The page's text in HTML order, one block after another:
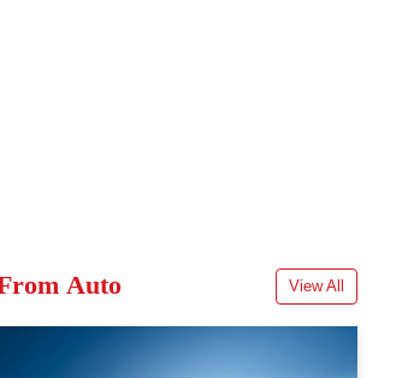
Auto View All